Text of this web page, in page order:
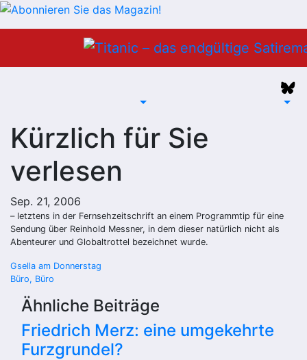
Kürzlich für Sie
verlesen
Sep. 21, 2006
– letztens in der Fernsehzeitschrift an einem Programmtip für eine
Sendung über Reinhold Messner, in dem dieser natürlich nicht als
Abenteurer und Globaltrottel bezeichnet wurde.
Beitragsnavigation
Gsella am Donnerstag
Büro, Büro
Ähnliche Beiträge
Friedrich Merz: eine umgekehrte
Furzgrundel?